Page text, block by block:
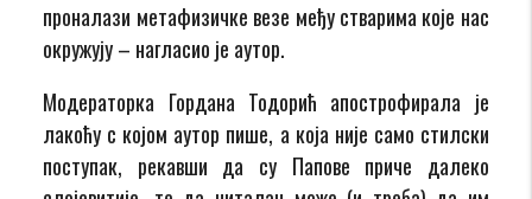
проналази метафизичке везе међу стварима које нас
окружују – нагласио је аутор.
Модераторка Гордана Тодорић апострофирала је
лакоћу с којом аутор пише, а која није само стилски
поступак, рекавши да су Папове приче далеко